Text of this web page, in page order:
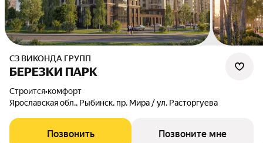
СЗ ВИКОНДА ГРУПП
БЕРЕЗКИ ПАРК
Строится•комфорт
Ярославская обл., Рыбинск, пр. Мира / ул. Расторгуева
Позвонить Позвоните мне